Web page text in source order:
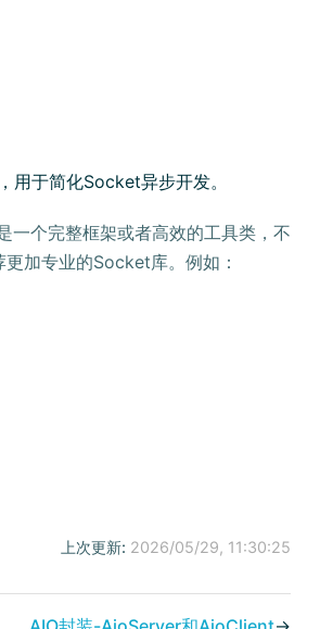
用于简化Socket异步开发。
个完整框架或者高效的工具类，不
加专业的Socket库。例如：
上次更新: 2026/05/29, 11:30:25